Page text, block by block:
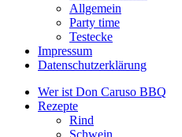
Allgemein
Party time
Testecke
Impressum
Datenschutzerklärung
Wer ist Don Caruso BBQ
Rezepte
Rind
Schwein